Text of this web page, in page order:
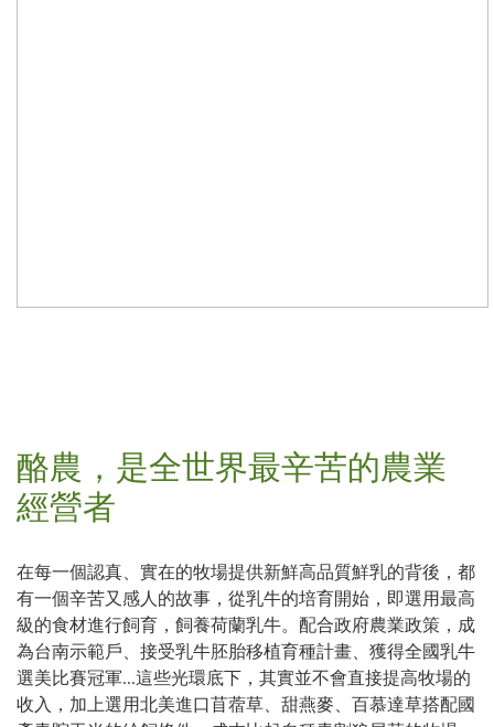
酪農，是全世界最辛苦的農業
經營者
在每一個認真、實在的牧場提供新鮮高品質鮮乳的背後，都
有一個辛苦又感人的故事，從乳牛的培育開始，即選用最高
級的食材進行飼育，飼養荷蘭乳牛。配合政府農業政策，成
為台南示範戶、接受乳牛胚胎移植育種計畫、獲得全國乳牛
選美比賽冠軍...這些光環底下，其實並不會直接提高牧場的
收入，加上選用北美進口苜蓿草、甜燕麥、百慕達草搭配國